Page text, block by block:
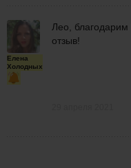
Елена
Холодных
Лео, благодарим
отзыв!